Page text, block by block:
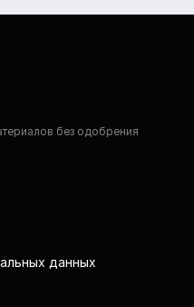
без одобрения
данных